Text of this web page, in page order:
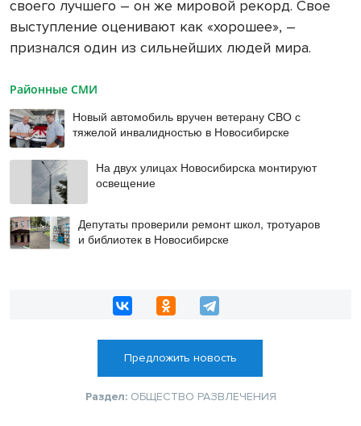
своего лучшего – он же мировой рекорд. Свое
выступление оценивают как «хорошее», –
признался один из сильнейших людей мира.
Районные СМИ
Новый автомобиль вручен ветерану СВО с
тяжелой инвалидностью в Новосибирске
На двух улицах Новосибирска монтируют
освещение
Депутаты проверили ремонт школ, тротуаров
и библиотек в Новосибирске
Предложить новость
Раздел: ОБЩЕСТВО РАЗВЛЕЧЕНИЯ